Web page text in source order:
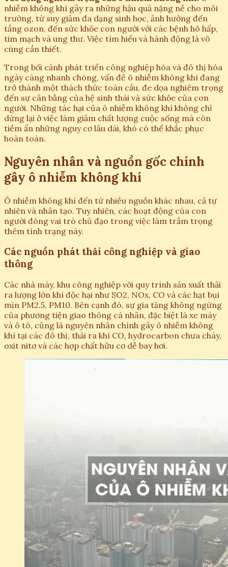
nhiễm không khí gây ra những hậu quả nặng nề cho môi
trường, từ suy giảm đa dạng sinh học, ảnh hưởng đến
tầng ozon, đến sức khỏe con người với các bệnh hô hấp,
tim mạch và ung thư. Việc tìm hiểu và hành động là vô
cùng cần thiết.
Trong bối cảnh phát triển công nghiệp hóa và đô thị hóa
ngày càng nhanh chóng, vấn đề ô nhiễm không khí đang
trở thành một thách thức toàn cầu, đe dọa nghiêm trọng
đến sự cân bằng của hệ sinh thái và sức khỏe của con
người. Những tác hại của ô nhiễm không khí không chỉ
dừng lại ở việc làm giảm chất lượng cuộc sống mà còn
tiềm ẩn những nguy cơ lâu dài, khó có thể khắc phục
hoàn toàn.
Nguyên nhân và nguồn gốc chính
gây ô nhiễm không khí
Ô nhiễm không khí đến từ nhiều nguồn khác nhau, cả tự
nhiên và nhân tạo. Tuy nhiên, các hoạt động của con
người đóng vai trò chủ đạo trong việc làm trầm trọng
thêm tình trạng này.
Các nguồn phát thải công nghiệp và giao
thông
Các nhà máy, khu công nghiệp với quy trình sản xuất thải
ra lượng lớn khí độc hại như SO2, NOx, CO và các hạt bụi
mịn PM2.5, PM10. Bên cạnh đó, sự gia tăng không ngừng
của phương tiện giao thông cá nhân, đặc biệt là xe máy
và ô tô, cũng là nguyên nhân chính gây ô nhiễm không
khí tại các đô thị, thải ra khí CO, hydrocarbon chưa cháy,
oxit nitơ và các hợp chất hữu cơ dễ bay hơi.